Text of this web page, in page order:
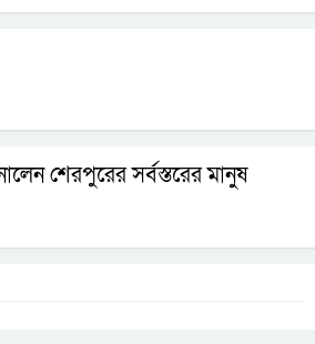
শেরপুরের সর্বস্তরের মানুষ